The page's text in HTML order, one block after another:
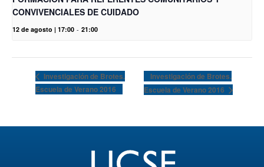
CONVIVENCIALES DE CUIDADO
12 de agosto | 17:00 - 21:00
Investigación de Brotes.
Escuela de Verano 2016
Investigación de Brotes.
Escuela de Verano 2016